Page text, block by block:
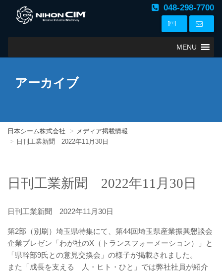
048-298-7700
MENU
アーカイブ
日本シーム株式会社
メディア掲載情報
日刊工業新聞 2022年11月30日
日刊工業新聞 2022年11月30日
日刊工業新聞 2022年11月30日
第2部（別刷）埼玉県特集にて、第44回埼玉県産業振興懇談会
企業プレゼン「わが社のX（トランスフォーメーション）」と
「県幹部9氏との意見交換会」の様子が掲載されました。
また「成長を支える 人・ヒト・ひと」では弊社社員が紹介